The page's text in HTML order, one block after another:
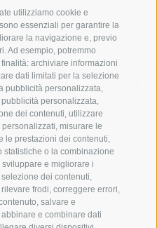
utilizziamo cookie e
essenziali per garantire la
la navigazione e, previo
Ad esempio, potremmo
archiviare informazioni
dati limitati per la selezione
pubblicità personalizzata,
personalizzata,
dei contenuti, utilizzare
misurare le
prestazioni dei contenuti,
o la combinazione
e migliorare i
dei contenuti,
frodi, correggere errori,
salvare e
e combinare dati
SPORT E
MOMENTI
SCIARE
ESCURSIONI
ALTA
BIKE